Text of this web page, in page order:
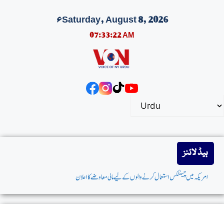
Saturday, August 8, 2026ء
07:33:23 AM
ہیڈ لائنز
امریکہ میں چینٹکس استعمال کرنے والوں کے لیے مالی معاوضے کا اعلان